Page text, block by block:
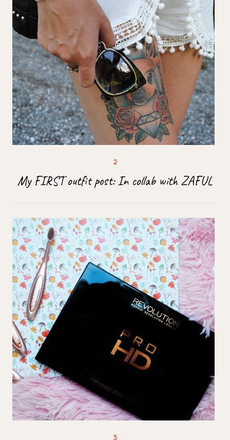
My FIRST outfit post: In collab with ZAFUL